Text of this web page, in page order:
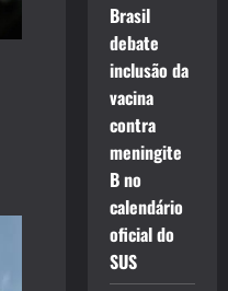
Brasil
debate
inclusão da
vacina
contra
meningite
B no
calendário
oficial do
SUS